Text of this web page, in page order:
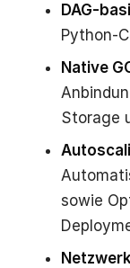
DAG-
Python-
Native
Storage
sowie